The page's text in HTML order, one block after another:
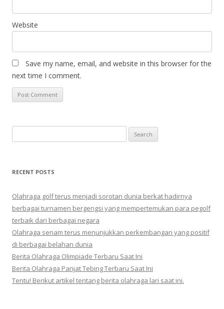
Website
Save my name, email, and website in this browser for the
next time I comment.
for:
RECENT POSTS
Olahraga golf terus menjadi sorotan dunia berkat hadirnya
berbagai turnamen bergengsi yang mempertemukan para pegolf
terbaik dari berbagai negara
Olahraga senam terus menunjukkan perkembangan yang positif
di berbagai belahan dunia
Berita Olahraga Olimpiade Terbaru Saat Ini
Berita Olahraga Panjat Tebing Terbaru Saat Ini
Tentu! Berikut artikel tentang berita olahraga lari saat ini.